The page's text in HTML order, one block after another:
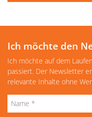
Ich möchte den
Ich möchte auf dem
passiert. Der Newsletter
relevante Inhalte ohne